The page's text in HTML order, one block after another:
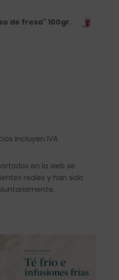
de fresa" 100gr.
incluyen IVA
en la web se
reales y han sido